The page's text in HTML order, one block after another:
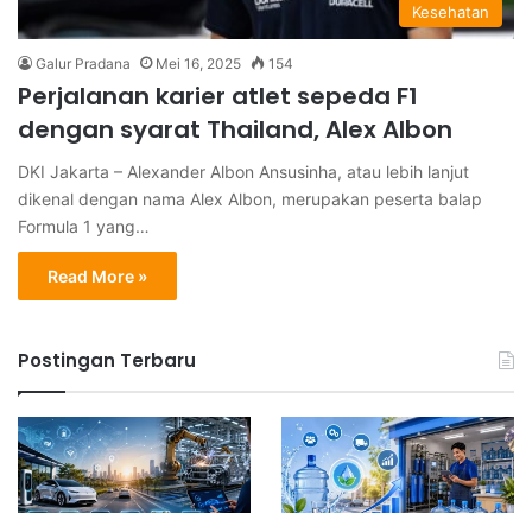
Kesehatan
Galur Pradana Mei 16, 2025 154
Perjalanan karier atlet sepeda F1
dengan syarat Thailand, Alex Albon
DKI Jakarta – Alexander Albon Ansusinha, atau lebih lanjut
dikenal dengan nama Alex Albon, merupakan peserta balap
Formula 1 yang…
Read More »
Postingan Terbaru